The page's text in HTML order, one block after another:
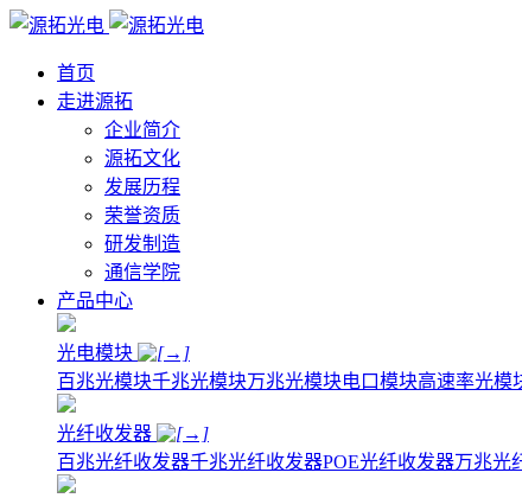
首页
走进源拓
企业简介
源拓文化
发展历程
荣誉资质
研发制造
通信学院
产品中心
光电模块
百兆光模块千兆光模块万兆光模块电口模块高速率光模
光纤收发器
百兆光纤收发器千兆光纤收发器POE光纤收发器万兆光